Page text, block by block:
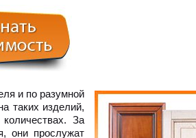
и по разумной
таких изделий,
За
они прослужат